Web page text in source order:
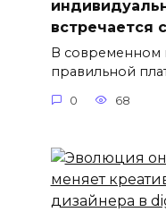
встречается
В
правильной
0 68